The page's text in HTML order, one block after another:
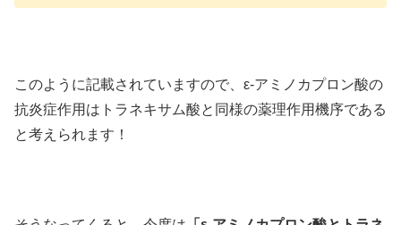
このように記載されていますので、ε-アミノカプロン酸の
抗炎症作用はトラネキサム酸と同様の薬理作用機序である
と考えられます！